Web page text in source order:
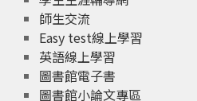
師生交流
Easy test線上學習
英語線上學習
圖書館電子書
圖書館小論文專區